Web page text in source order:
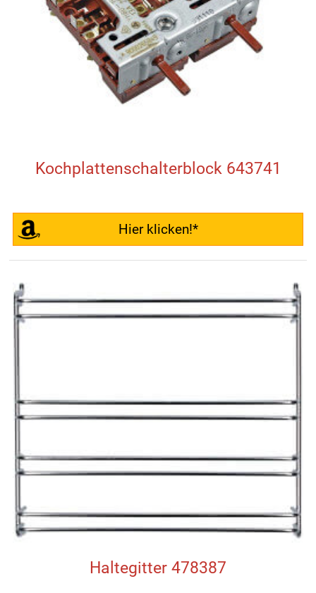
Kochplattenschalterblock 643741
Hier klicken!*
Haltegitter 478387